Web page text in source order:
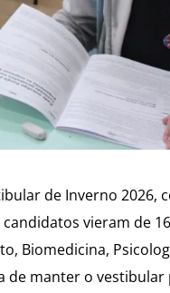
de Inverno 2026,
vieram de
Biomedicina,
de manter o